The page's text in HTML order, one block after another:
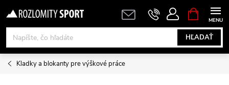
na
obsah
HĽADAŤ
KOŠÍK
Kladky a blokanty pre výškové práce